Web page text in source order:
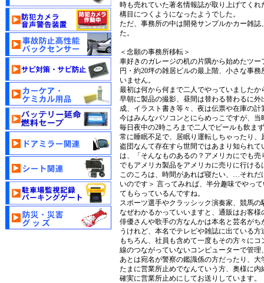
時も売れていた著名情報誌が取り上げてく
構目につくようになったようでした。
ただ、事務所の中は開発サンプルかカー雑
た。
＜念願の事務所移転＞
車好きのガレージの机の片隅から始めたツ
円・約20坪の雑居ビルの最上階、小さな事
いません。
最初は何から何まで二人でやっていました
早朝に製品の撮影、昼間は替わる替わるに
成、イラスト書き等々、夜は伝票や在庫の
今はみんなパソコンとにらめっこですが、当
毎日夜中の2時ころまで二人でビールも飲ま
常に睡眠不足で、居眠り運転しちゃったり
盗団なんて存在すら世間ではあまり知られ
は、「そんなものあるの？アメリカにでも
でもアメリカ製品をアメリカに売りに行ける
このころは、時間があれば寝たい、…それだ
いのです＞ 言ってみれば、半分趣味でやっ
てもらっているんですね。
スポーツ選手やクラッシック演奏家、競馬
なぜわかるかっていいますと、通販はお客
俳優さんや歌手の方なんかは本名と芸名が
うけれど、本名でテレビや雑誌に出ている
もちろん、社員も含めて一度もその方々に
線のつながっていないコンピューターで管
あとは宛名が警察の鑑識係の方だったり、
たまに営業所止めでなんていう方、奥様に
確実に営業所止めにしてお送りしています。